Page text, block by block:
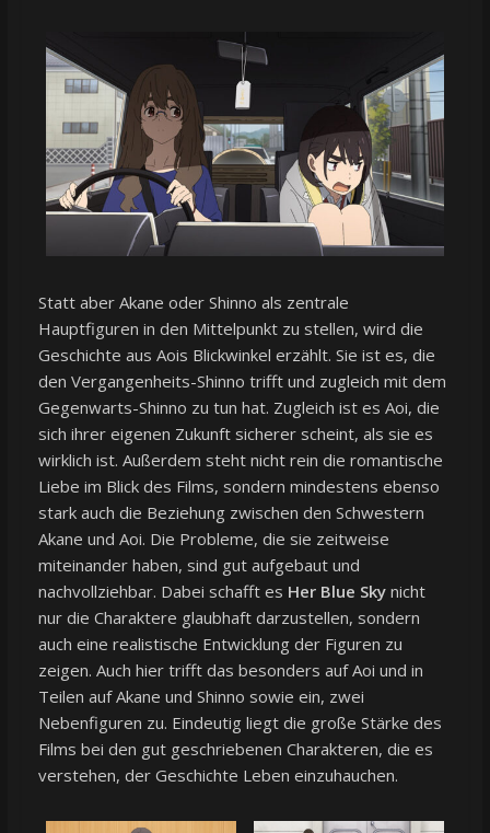
Statt aber Akane oder Shinno als zentrale
Hauptfiguren in den Mittelpunkt zu stellen, wird die
Geschichte aus Aois Blickwinkel erzählt. Sie ist es, die
den Vergangenheits-Shinno trifft und zugleich mit dem
Gegenwarts-Shinno zu tun hat. Zugleich ist es Aoi, die
sich ihrer eigenen Zukunft sicherer scheint, als sie es
wirklich ist. Außerdem steht nicht rein die romantische
Liebe im Blick des Films, sondern mindestens ebenso
stark auch die Beziehung zwischen den Schwestern
Akane und Aoi. Die Probleme, die sie zeitweise
miteinander haben, sind gut aufgebaut und
nachvollziehbar. Dabei schafft es Her Blue Skynicht
nur die Charaktere glaubhaft darzustellen, sondern
auch eine realistische Entwicklung der Figuren zu
zeigen. Auch hier trifft das besonders auf Aoi und in
Teilen auf Akane und Shinno sowie ein, zwei
Nebenfiguren zu. Eindeutig liegt die große Stärke des
Films bei den gut geschriebenen Charakteren, die es
verstehen, der Geschichte Leben einzuhauchen.